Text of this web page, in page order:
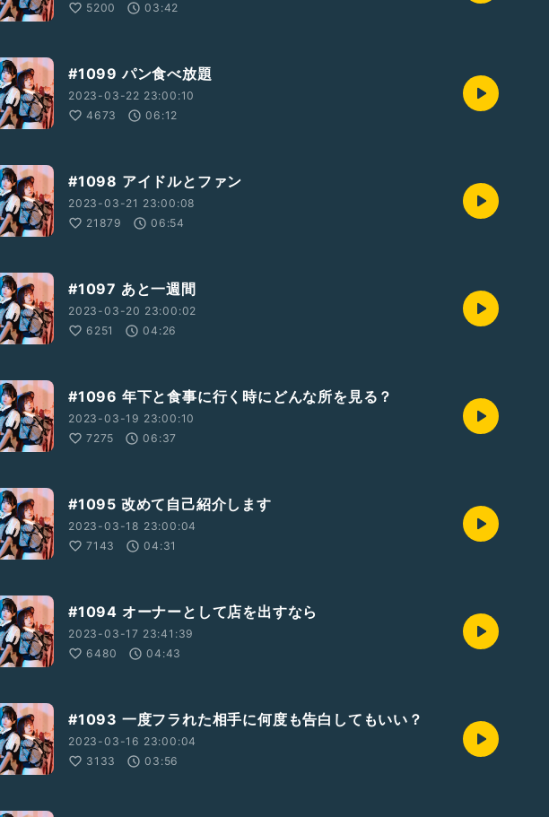
5200
03:42
#1099 パン食べ放題
2023-03-22 23:00:10
4673
06:12
#1098 アイドルとファン
2023-03-21 23:00:08
21879
06:54
#1097 あと一週間
2023-03-20 23:00:02
6251
04:26
#1096 年下と食事に行く時にどんな所を見る？
2023-03-19 23:00:10
7275
06:37
#1095 改めて自己紹介します
2023-03-18 23:00:04
7143
04:31
#1094 オーナーとして店を出すなら
2023-03-17 23:41:39
6480
04:43
#1093 一度フラれた相手に何度も告白してもいい？
2023-03-16 23:00:04
3133
03:56